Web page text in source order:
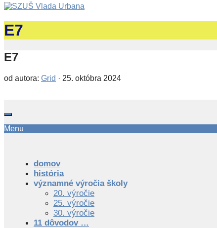
E7
E7
od autora: Grid · 25. októbra 2024
Menu
domov
história
významné výročia školy
20. výročie
25. výročie
30. výročie
11 dôvodov …